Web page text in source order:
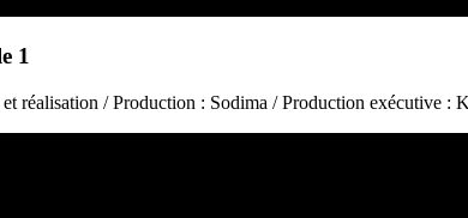
1
et réalisation / Production : Sodima / Production exécutive